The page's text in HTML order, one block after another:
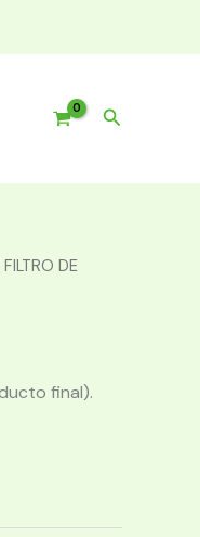
Buscar
DE
final).